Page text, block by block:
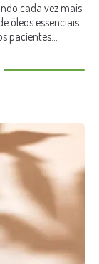
cada vez mais
óleos essenciais
pacientes...